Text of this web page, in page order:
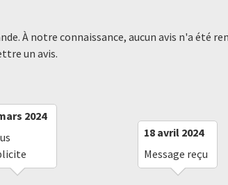
À notre connaissance, aucun avis n'a été
un avis.
2024
18 avril 2024
Message reçu